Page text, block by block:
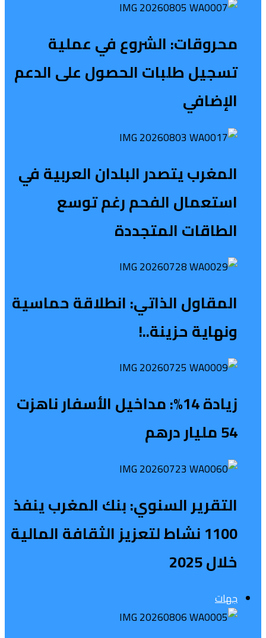
محروقات: الشروع في عملية
تسجيل طلبات الحصول على الدعم
الإضافي
المغرب يتصدر البلدان العربية في
استعمال الفحم رغم توسع
الطاقات المتجددة
المقاول الذاتي: انطلاقة حماسية
ونهاية حزينة..!
زيادة 14%: مداخيل الأسفار ناهزت
54 مليار درهم
التقرير السنوي: بنك المغرب ينفذ
1100 نشاط لتعزيز الثقافة المالية
خلال 2025
جهات